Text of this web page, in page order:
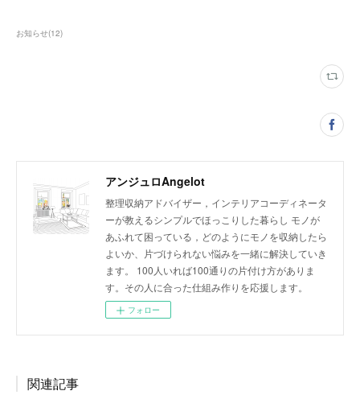
お知らせ(12)
アンジュロAngelot
整理収納アドバイザー，インテリアコーディネータ
ーが教えるシンプルでほっこりした暮らし モノが
あふれて困っている，どのようにモノを収納したら
よいか、片づけられない悩みを一緒に解決していき
ます。 100人いれば100通りの片付け方がありま
す。その人に合った仕組み作りを応援します。
フォロー
関連記事